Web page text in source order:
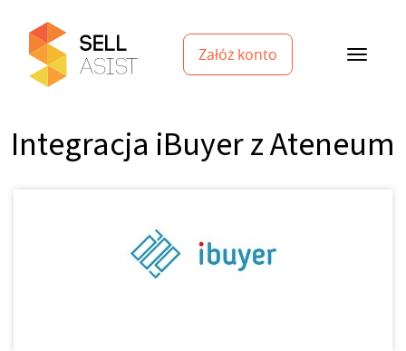
Załóż konto
Integracja iBuyer z Ateneum